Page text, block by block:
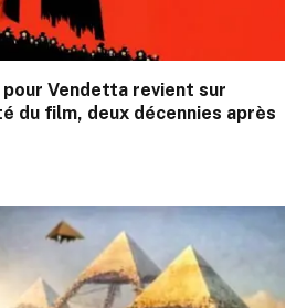
Vendetta revient sur
du film, deux décennies après